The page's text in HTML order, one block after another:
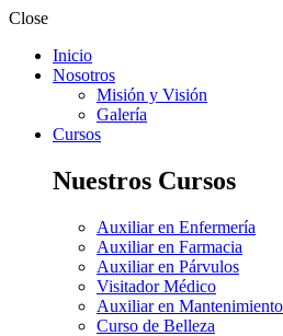
Close
Inicio
Nosotros
Misión y Visión
Galería
Cursos
Nuestros Cursos
Auxiliar en Enfermería
Auxiliar en Farmacia
Auxiliar en Párvulos
Visitador Médico
Auxiliar en
Curso de Belleza